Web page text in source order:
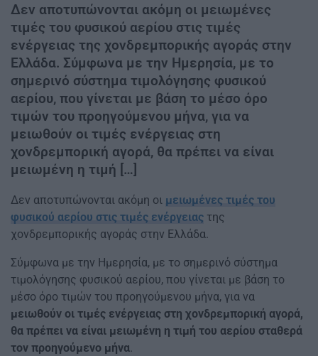
Δεν αποτυπώνονται ακόμη οι μειωμένες
τιμές του φυσικού αερίου στις τιμές
ενέργειας της χονδρεμπορικής αγοράς στην
Ελλάδα. Σύμφωνα με την Ημερησία, με το
σημερινό σύστημα τιμολόγησης φυσικού
αερίου, που γίνεται με βάση το μέσο όρο
τιμών του προηγούμενου μήνα, για να
μειωθούν οι τιμές ενέργειας στη
χονδρεμπορική αγορά, θα πρέπει να είναι
μειωμένη η τιμή […]
Δεν αποτυπώνονται ακόμη οι μειωμένες τιμές του
φυσικού αερίου στις τιμές ενέργειας της
χονδρεμπορικής αγοράς στην Ελλάδα.
Σύμφωνα με την Ημερησία, με το σημερινό σύστημα
τιμολόγησης φυσικού αερίου, που γίνεται με βάση το
μέσο όρο τιμών του προηγούμενου μήνα, για να
μειωθούν οι τιμές ενέργειας στη χονδρεμπορική αγορά,
θα πρέπει να είναι μειωμένη η τιμή του αερίου σταθερά
τον προηγούμενο μήνα.